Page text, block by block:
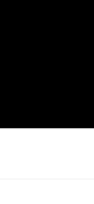
キ